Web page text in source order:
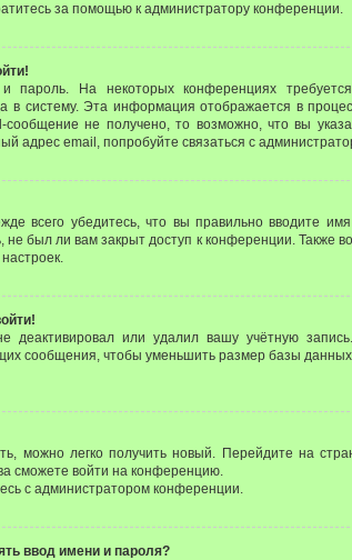
за помощью к администратору конференции.
пароль. На некоторых конференциях
в систему. Эта информация отображается в
сообщение не получено, то возможно, что вы
адрес email, попробуйте связаться с
всего убедитесь, что вы правильно вводите
не был ли вам закрыт доступ к конференции.
деактивировал или удалил вашу учётную
сообщения, чтобы уменьшить размер базы
можно легко получить новый. Перейдите на
сможете войти на конференцию.
с администратором конференции.
ввод имени и пароля?